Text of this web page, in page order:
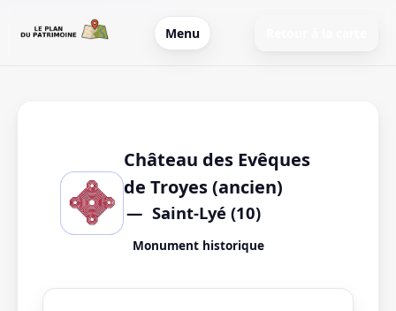
Menu
Château des Evêques
de Troyes (ancien)
Saint-Lyé (10)
Monument historique